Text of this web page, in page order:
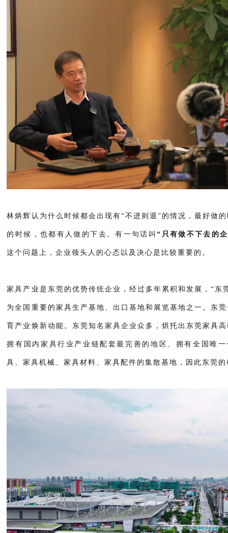
林炳辉认为什么时候都会出现有“不进则退”的情况，最好做
的时候，也都有人做的下去。有一句话叫“只有做不下去的
这个问题上，企业领头人的心态以及决心是比较重要的。
家具产业是东莞的优势传统企业，经过多年累积和发展，“东
为全国重要的家具生产基地、出口基地和展览基地之一。东
育产业焕新动能。东莞知名家具企业众多，烘托出东莞家具
拥有国内家具行业产业链配套最完善的地区、拥有全国唯
具、家具机械、家具材料、家具配件的集散基地，因此东莞